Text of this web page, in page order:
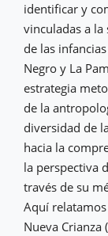
identificar y
vinculadas a la
de las
Negro y La
estrategia
de la
diversidad de
hacia la
la perspectiva
través de su
Aquí
Nueva Crianza